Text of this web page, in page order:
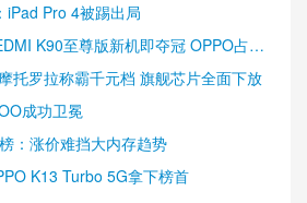
iPad Pro 4被踢出局
K90至尊版新机即夺冠 OPPO占据
托罗拉称霸千元档 旗舰芯片全面下放
成功卫冕
：涨价难挡大内存趋势
K13 Turbo 5G拿下榜首